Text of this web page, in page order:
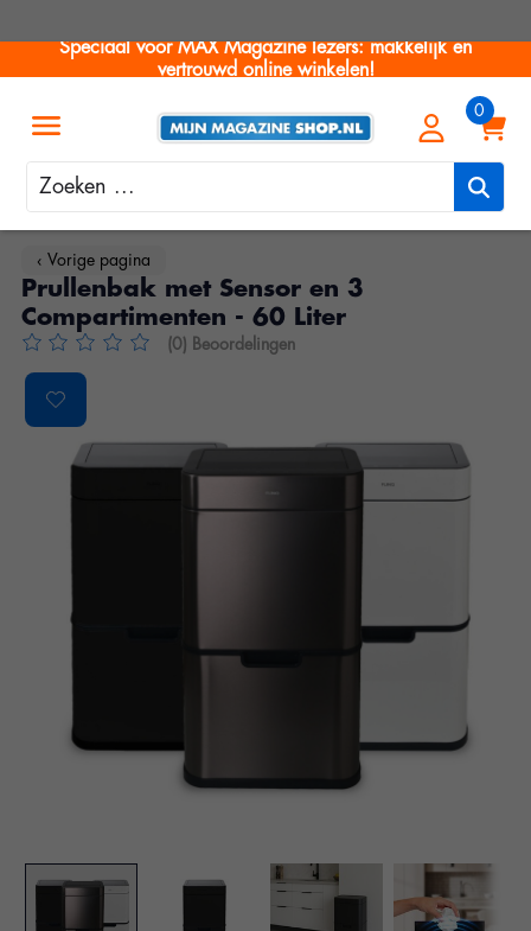
Speciaal voor MAX Magazine lezers: makkelijk en
vertrouwd online winkelen!
Zoeken
‹ Vorige pagina
Prullenbak met Sensor en 3
Compartimenten - 60 Liter
De beoordeling van dit product is0van de 5
(0) Beoordelingen
Product image slideshow Items